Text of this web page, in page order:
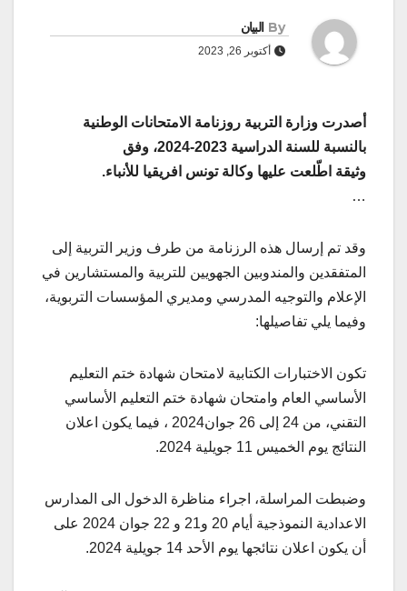
By البيان
أكتوبر 26, 2023
أصدرت وزارة التربية روزنامة الامتحانات الوطنية
بالنسبة للسنة الدراسية 2023-2024، وفق
وثيقة اطّلعت عليها وكالة تونس افريقيا للأنباء.
…
وقد تم إرسال هذه الرزنامة من طرف وزير التربية إلى
المتفقدين والمندوبين الجهويين للتربية والمستشارين في
الإعلام والتوجيه المدرسي ومديري المؤسسات التربوية،
وفيما يلي تفاصيلها:
تكون الاختبارات الكتابية لامتحان شهادة ختم التعليم
الأساسي العام وامتحان شهادة ختم التعليم الأساسي
التقني، من 24 إلى 26 جوان2024 ، فيما يكون اعلان
النتائج يوم الخميس 11 جويلية 2024.
وضبطت المراسلة، اجراء مناظرة الدخول الى المدارس
الاعدادية النموذجية أيام 20 و21 و 22 جوان 2024 على
أن يكون اعلان نتائجها يوم الأحد 14 جويلية 2024.